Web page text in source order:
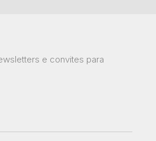
e convites para